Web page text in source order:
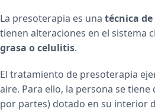
La presoterapia es una técnica
tienen alteraciones en el sistema
grasa o celulitis.
El tratamiento de presoterapia
aire. Para ello, la persona se
por partes) dotado en su interior